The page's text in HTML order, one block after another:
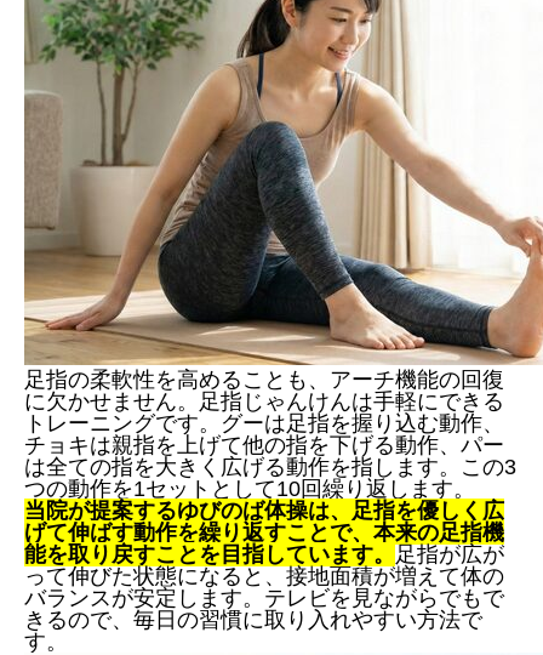
足指の柔軟性を高めることも、アーチ機能の回復
に欠かせません。足指じゃんけんは手軽にできる
トレーニングです。グーは足指を握り込む動作、
チョキは親指を上げて他の指を下げる動作、パー
は全ての指を大きく広げる動作を指します。この3
つの動作を1セットとして10回繰り返します。
当院が提案するゆびのば体操は、足指を優しく広
げて伸ばす動作を繰り返すことで、本来の足指機
能を取り戻すことを目指しています。 足指が広が
って伸びた状態になると、接地面積が増えて体の
バランスが安定します。テレビを見ながらでもで
きるので、毎日の習慣に取り入れやすい方法で
す。